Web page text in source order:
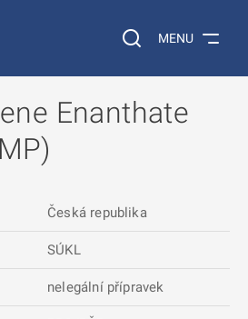
Vyhledávání na
MENU
Enanthate
Česká republika
SÚKL
nelegální přípravek